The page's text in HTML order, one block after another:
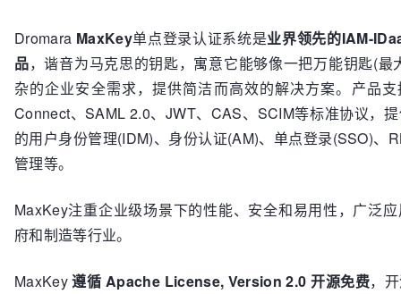
Dromara MaxKey单点登录认证系统是业界领先的IAM-
品，谐音为马克思的钥匙，寓意它能够像一把万能钥匙(最
杂的企业安全需求，提供简洁而高效的解决方案。产品支
Connect、SAML 2.0、JWT、CAS、SCIM等标准协议，
的用户身份管理(IDM)、身份认证(AM)、单点登录(SSO)、
管理等。
MaxKey注重企业级场景下的性能、安全和易用性，广泛
府和制造等行业。
MaxKey遵循 Apache License, Version 2.0 开源免费，